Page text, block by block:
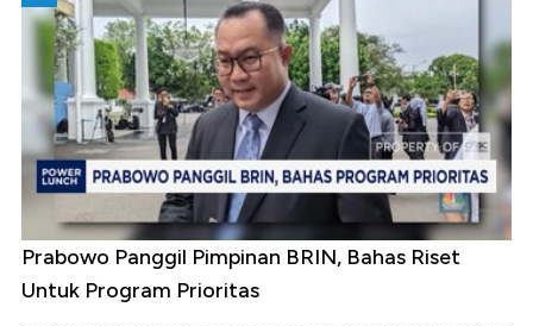
Prabowo Panggil Pimpinan BRIN, Bahas Riset
Untuk Program Prioritas